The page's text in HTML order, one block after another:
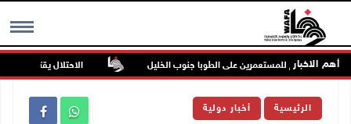
MENU أهم الاخبار
في هجوم للمستعمرين على الطوبا جنوب الخليل الاحتلال يقتحم عورتا
الرئيسية أخبار دولية